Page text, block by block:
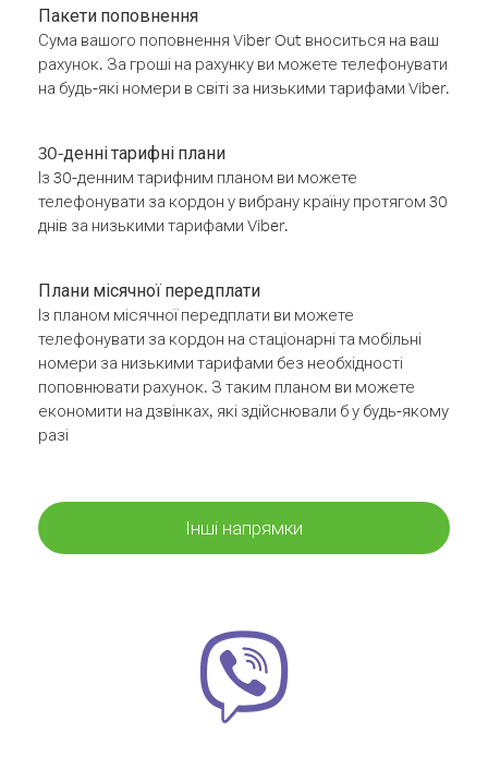
Пакети поповнення
Сума вашого поповнення Viber Out вноситься на ваш
рахунок. За гроші на рахунку ви можете телефонувати
на будь-які номери в світі за низькими тарифами Viber.
30-денні тарифні плани
Із 30-денним тарифним планом ви можете
телефонувати за кордон у вибрану країну протягом 30
днів за низькими тарифами Viber.
Плани місячної передплати
Із планом місячної передплати ви можете
телефонувати за кордон на стаціонарні та мобільні
номери за низькими тарифами без необхідності
поповнювати рахунок. З таким планом ви можете
економити на дзвінках, які здійснювали б у будь-якому
разі
Інші напрямки